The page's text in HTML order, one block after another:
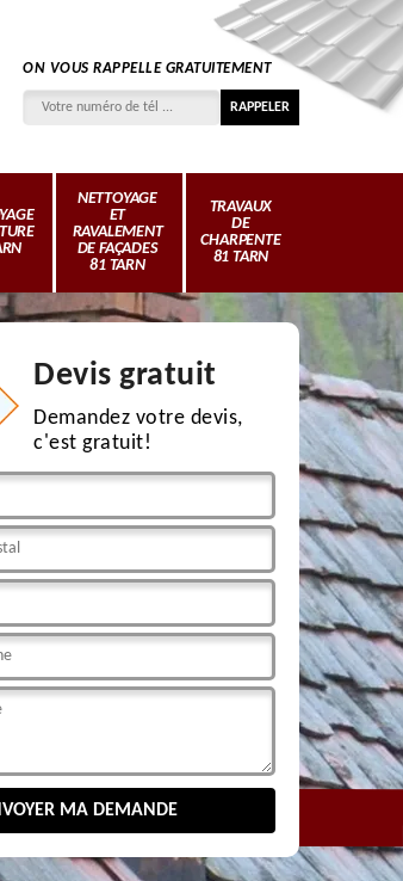
ON VOUS RAPPELLE GRATUITEMENT
NETTOYAGE
ET
RAVALEMENT
DE FAÇADES
81 TARN
TRAVAUX
DE
CHARPENTE
81 TARN
Devis gratuit
Demandez votre devis,
c'est gratuit!